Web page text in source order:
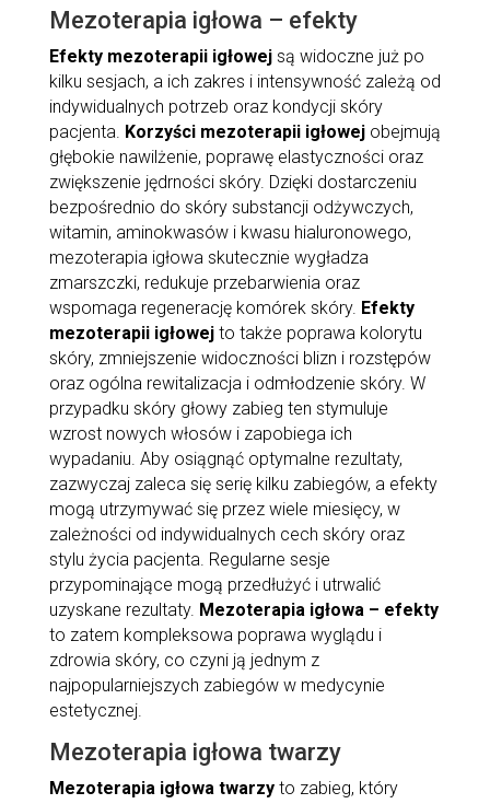
Mezoterapia igłowa – efekty
Efekty mezoterapii igłowejsą widoczne już po
kilku sesjach, a ich zakres i intensywność zależą od
indywidualnych potrzeb oraz kondycji skóry
pacjenta. Korzyści mezoterapii igłowejobejmują
głębokie nawilżenie, poprawę elastyczności oraz
zwiększenie jędrności skóry. Dzięki dostarczeniu
bezpośrednio do skóry substancji odżywczych,
witamin, aminokwasów i kwasu hialuronowego,
mezoterapia igłowa skutecznie wygładza
zmarszczki, redukuje przebarwienia oraz
wspomaga regenerację komórek skóry. Efekty
mezoterapii igłowejto także poprawa kolorytu
skóry, zmniejszenie widoczności blizn i rozstępów
oraz ogólna rewitalizacja i odmłodzenie skóry. W
przypadku skóry głowy zabieg ten stymuluje
wzrost nowych włosów i zapobiega ich
wypadaniu. Aby osiągnąć optymalne rezultaty,
zazwyczaj zaleca się serię kilku zabiegów, a efekty
mogą utrzymywać się przez wiele miesięcy, w
zależności od indywidualnych cech skóry oraz
stylu życia pacjenta. Regularne sesje
przypominające mogą przedłużyć i utrwalić
uzyskane rezultaty. Mezoterapia igłowa – efekty
to zatem kompleksowa poprawa wyglądu i
zdrowia skóry, co czyni ją jednym z
najpopularniejszych zabiegów w medycynie
estetycznej.
Mezoterapia igłowa twarzy
Mezoterapia igłowa twarzyto zabieg, który